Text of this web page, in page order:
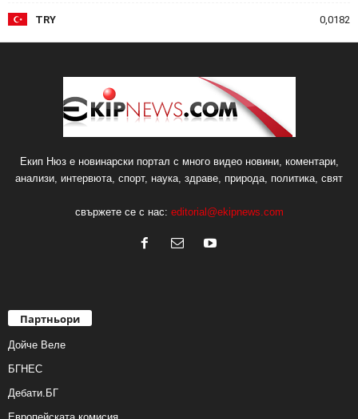
TRY 0,0182
Екип Нюз е новинарски портал с много видео новини, коментари,
анализи, интервюта, спорт, наука, здраве, природа, политика, свят
свържете се с нас: editorial@ekipnews.com
Партньори
Дойче Веле
БГНЕС
Дебати.БГ